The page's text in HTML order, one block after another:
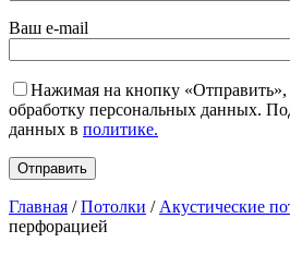
Ваш e-mail
Нажимая на кнопку «Отправить»,
обработку персональных данных.
данных в политике.
Главная /Потолки / Акустические
перфорацией